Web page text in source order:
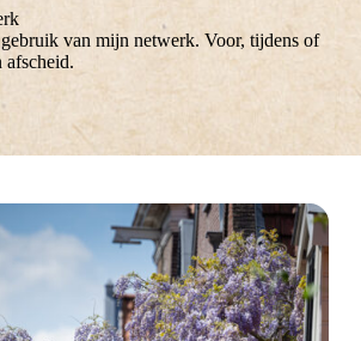
van mijn netwerk. Voor, tijdens of
afscheid.